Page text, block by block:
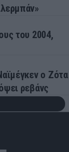
του 2004,
ο Ζότα
ρεβάνς